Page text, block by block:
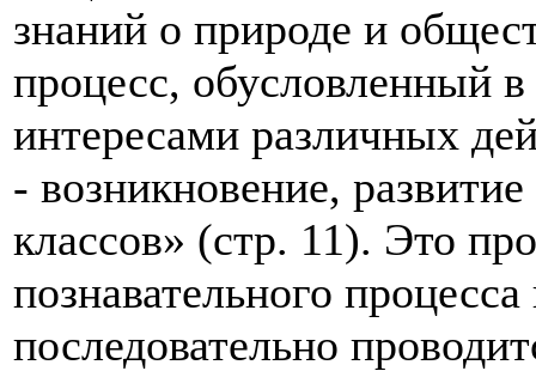
знаний о природе и
процесс, обусловленный
интересами различных
- возникновение,
классов» (стр. 11). Это
познавательного
последовательно